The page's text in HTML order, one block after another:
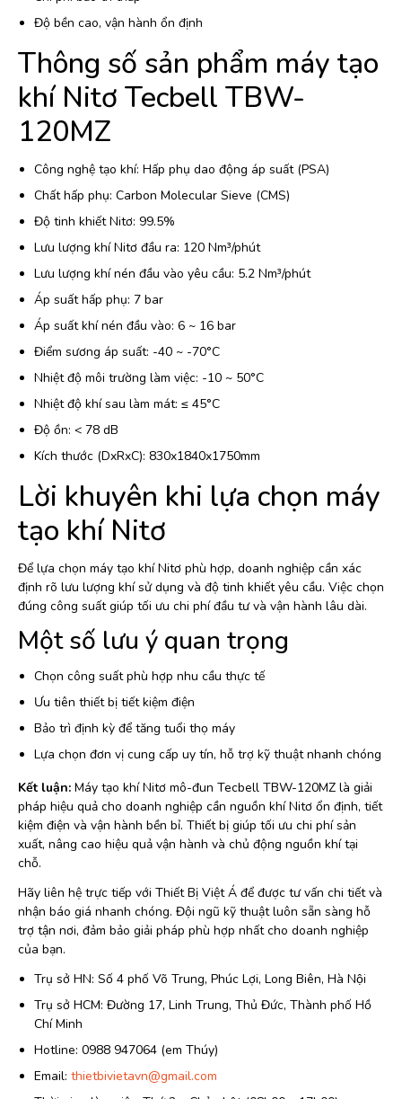
Độ bền cao, vận hành ổn định
Thông số sản phẩm máy tạo
khí Nitơ Tecbell TBW-
120MZ
Công nghệ tạo khí: Hấp phụ dao động áp suất (PSA)
Chất hấp phụ: Carbon Molecular Sieve (CMS)
Độ tinh khiết Nitơ: 99.5%
Lưu lượng khí Nitơ đầu ra: 120 Nm³/phút
Lưu lượng khí nén đầu vào yêu cầu: 5.2 Nm³/phút
Áp suất hấp phụ: 7 bar
Áp suất khí nén đầu vào: 6 ~ 16 bar
Điểm sương áp suất: -40 ~ -70°C
Nhiệt độ môi trường làm việc: -10 ~ 50°C
Nhiệt độ khí sau làm mát: ≤ 45°C
Độ ồn: < 78 dB
Kích thước (DxRxC): 830x1840x1750mm
Lời khuyên khi lựa chọn máy
tạo khí Nitơ
Để lựa chọn máy tạo khí Nitơ phù hợp, doanh nghiệp cần xác
định rõ lưu lượng khí sử dụng và độ tinh khiết yêu cầu. Việc chọn
đúng công suất giúp tối ưu chi phí đầu tư và vận hành lâu dài.
Một số lưu ý quan trọng
Chọn công suất phù hợp nhu cầu thực tế
Ưu tiên thiết bị tiết kiệm điện
Bảo trì định kỳ để tăng tuổi thọ máy
Lựa chọn đơn vị cung cấp uy tín, hỗ trợ kỹ thuật nhanh chóng
Kết luận: Máy tạo khí Nitơ mô-đun Tecbell TBW-120MZ là giải
pháp hiệu quả cho doanh nghiệp cần nguồn khí Nitơ ổn định, tiết
kiệm điện và vận hành bền bỉ. Thiết bị giúp tối ưu chi phí sản
xuất, nâng cao hiệu quả vận hành và chủ động nguồn khí tại
chỗ.
Hãy liên hệ trực tiếp với Thiết Bị Việt Á để được tư vấn chi tiết và
nhận báo giá nhanh chóng. Đội ngũ kỹ thuật luôn sẵn sàng hỗ
trợ tận nơi, đảm bảo giải pháp phù hợp nhất cho doanh nghiệp
của bạn.
Trụ sở HN: Số 4 phố Võ Trung, Phúc Lợi, Long Biên, Hà Nội
Trụ sở HCM: Đường 17, Linh Trung, Thủ Đức, Thành phố Hồ
Chí Minh
Hotline: 0988 947064 (em Thúy)
Email: thietbivietavn@gmail.com